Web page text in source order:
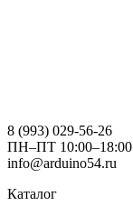
8 (993) 029-56-26
ПН–ПТ 10:00–18:00
info@arduino54.ru
Каталог